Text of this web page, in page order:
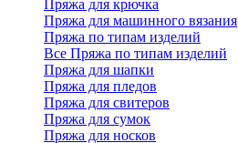
Пряжа для крючка
Пряжа для машинного вязания
Пряжа по типам изделий
Все Пряжа по типам изделий
Пряжа для шапки
Пряжа для пледов
Пряжа для свитеров
Пряжа для сумок
Пряжа для носков